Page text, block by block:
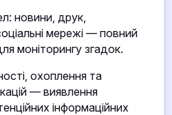
новини, друк,
мережі — повний
моніторингу згадок.
охоплення та
— виявлення
інформаційних